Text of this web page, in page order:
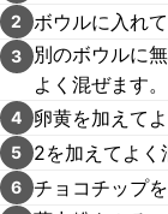
2 ボウルに入れ
3
別のボウルに
よく混ぜます。
4 卵黄を加えて
5 2を加えてよく
6 チョコチップ